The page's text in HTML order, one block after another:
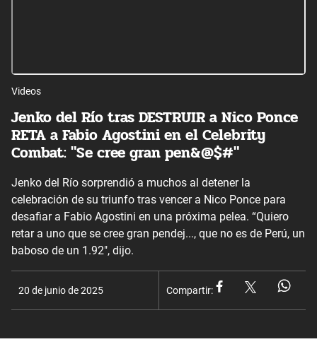
Videos
Jenko del Río tras DESTRUIR a Nico Ponce
RETA a Fabio Agostini en el Celebrity
Combat: "Se cree gran pen&@$#"
Jenko del Río sorprendió a muchos al detener la
celebración de su triunfo tras vencer a Nico Ponce para
desafiar a Fabio Agostini en una próxima pelea. “Quiero
retar a uno que se cree gran pendej..., que no es de Perú, un
baboso de un 1.92", dijo.
20 de junio de 2025 Compartir: